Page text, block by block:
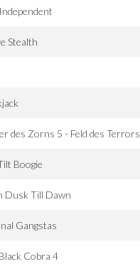
Stealth
des Zorns 5 - Feld des Terrors
Boogie
Dusk Till Dawn
Gangstas
Cobra 4